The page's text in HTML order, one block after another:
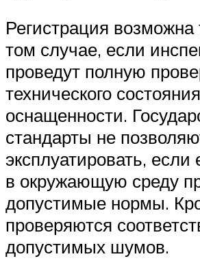
Регистрация возможна
том случае, если
проведут полную
технического
оснащенности.
стандарты не
эксплуатировать,
в окружающую среду
допустимые нормы.
проверяются
допустимых шумов.